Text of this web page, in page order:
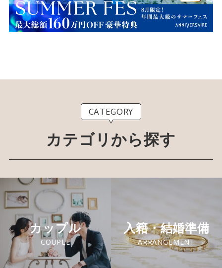
CATEGORY
カテゴリから探す
カップル
COUPLE
入籍・結婚準備
ARRANGEMENT